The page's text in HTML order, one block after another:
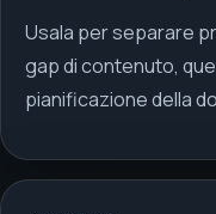
Usala per separare
gap di contenuto,
pianificazione della